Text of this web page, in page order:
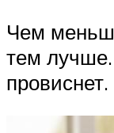
Чем
тем
провиснет.